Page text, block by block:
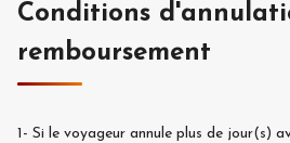
Conditions
remboursement
1- Si le voyageur annule plus de jour(s)